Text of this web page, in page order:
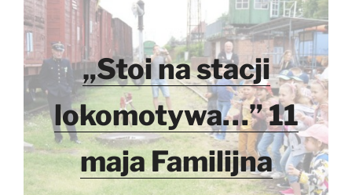
„Stoi na stacji
lokomotywa…” 11
maja Familijna